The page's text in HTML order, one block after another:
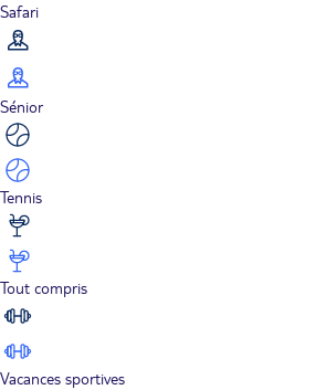
Safari
Sénior
Tennis
Tout compris
Vacances sportives